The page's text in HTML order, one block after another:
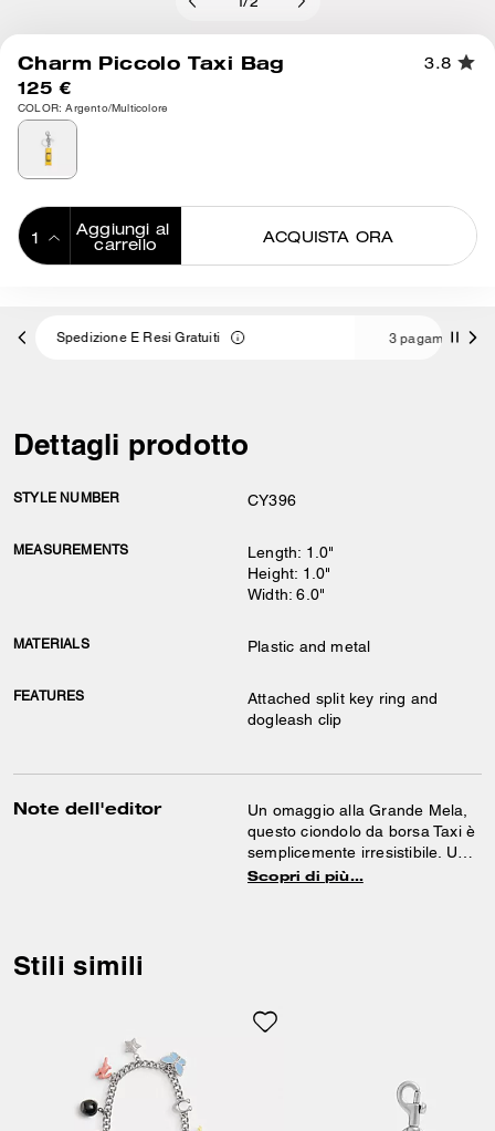
/2
Charm Piccolo Taxi Bag 3.8
125 €
COLOR: Argento/Multicolore
Aggiungi al
carrello
ACQUISTA ORA
3 pagamenti da 41,66 € a interessi 0% con
Dettagli prodotto
STYLE NUMBER CY396
MEASUREMENTS
Length: 1.0"
Height: 1.0"
Width: 6.0"
MATERIALS Plastic and metal
FEATURES
Attached split key ring and
dogleash clip
Note dell'editor
Un omaggio alla Grande Mela,
questo ciondolo da borsa Taxi è
semplicemente irresistibile. Un
simbolo di New York, da
Scopri di più…
Stili simili